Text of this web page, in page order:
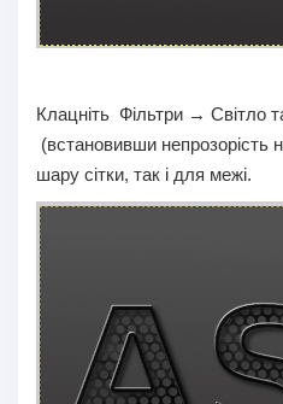
Клацніть Фільтри → Світло
(встановивши непрозорість
шару сітки, так і для межі.